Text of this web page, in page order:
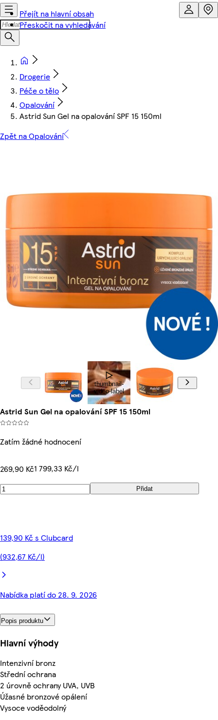
Přejít na hlavní obsah
Přeskočit na vyhledávání
Drogerie
Péče o tělo
Opalování
Astrid Sun Gel na opalování SPF 15 150ml
Zpět na Opalování
thumbnail-
video-label
Astrid Sun Gel na opalování SPF 15 150ml
Zatím žádné hodnocení
269,90 Kč1 799,33 Kč/l
Přidat
139,90 Kč s Clubcard
(932,67 Kč/l)
Nabídka platí do 28. 9. 2026
Popis produktu
Hlavní výhody
Intenzivní bronz
Střední ochrana
2 úrovně ochrany UVA, UVB
Úžasné bronzové opálení
Vysoce voděodolný